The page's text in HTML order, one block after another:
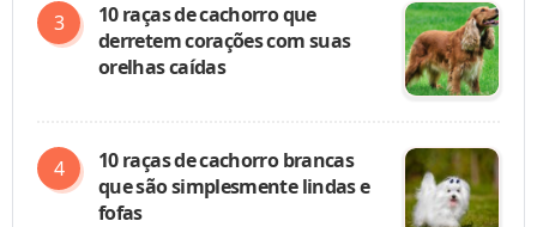
10 raças de cachorro que
derretem corações com suas
orelhas caídas
10 raças de cachorro brancas
que são simplesmente lindas e
fofas